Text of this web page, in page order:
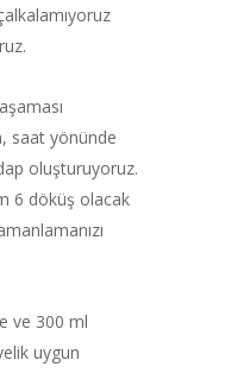
saat yönünde
oluşturuyoruz.
6 döküş olacak
ve 300 ml
uygun